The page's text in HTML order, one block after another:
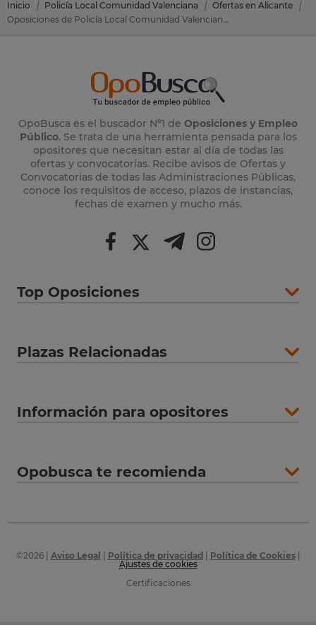
Inicio Policía Local Comunidad Valenciana
Ofertas en Alicante
Oposiciones de Policía Local Comunidad Valenciana en Novelda (Alicante)
OpoBusca es el buscador Nº1 de Oposiciones y Empleo
Público. Se trata de una herramienta pensada para los
opositores que necesitan estar al día de todas las
ofertas y convocatorias. Recibe avisos de Ofertas y
Convocatorias de todas las Administraciones Públicas,
conoce los requisitos de acceso, plazos de instancias,
fechas de examen y mucho más.
Top Oposiciones
Plazas Relacionadas
Información para opositores
Opobusca te recomienda
©2026| Aviso Legal Política de privacidad Política de Cookies|
Ajustes de cookies
Certificaciones